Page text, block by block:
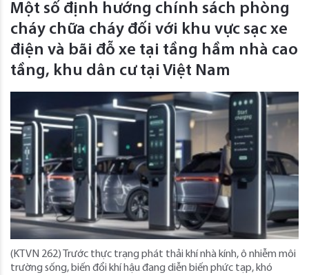
Một số định hướng chính sách phòng
cháy chữa cháy đối với khu vực sạc xe
điện và bãi đỗ xe tại tầng hầm nhà cao
tầng, khu dân cư tại Việt Nam
(KTVN 262) Trước thực trạng phát thải khí nhà kính, ô nhiễm môi
trường sống, biến đổi khí hậu đang diễn biến phức tạp, khó